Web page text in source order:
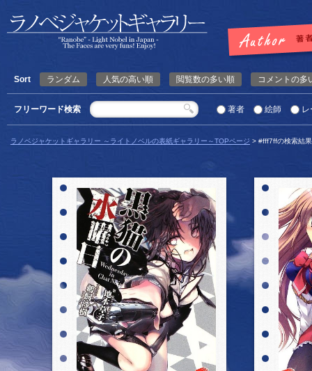
Sort ランダム 人気の高い順 閲覧数の多い順 コメントの多
フリーワード検索 著者 絵師 レ
ラノベジャケットギャラリー ～ライトノベルの表紙ギャラリー～TOPページ > #fff7ffの検索結果
詳細を見る